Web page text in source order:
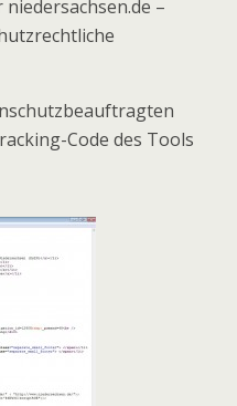
–
Code des Tools